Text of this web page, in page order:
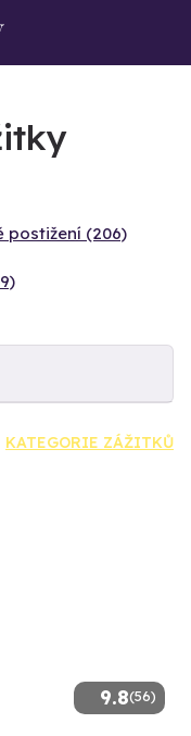
postižení (206)
KATEGORIE ZÁŽITKŮ
9.8(56)